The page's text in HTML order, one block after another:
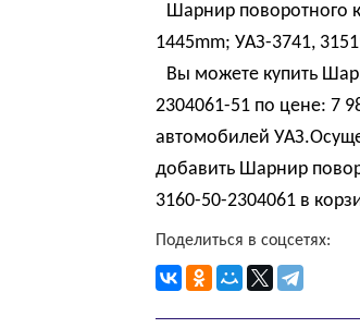
Шарнир поворотного
1445mm; УАЗ-3741,
Вы можете купить
2304061-51 по цене: 7
автомобилей
добавить Шарнир
3160-50-2304061 в
Поделиться в соцсетях: